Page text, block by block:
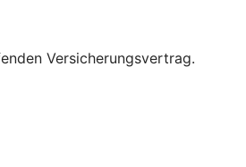
Versicherungsvertrag.